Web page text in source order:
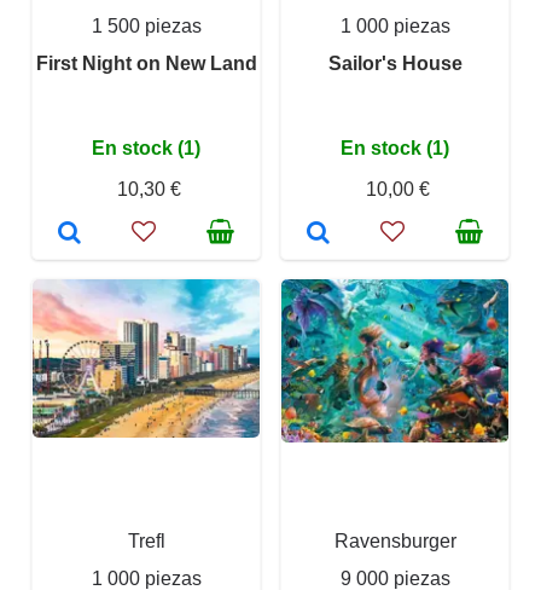
1 500 piezas
First Night on New Land
En stock (1)
10,30 €
1 000 piezas
Sailor's House
En stock (1)
10,00 €
Trefl
1 000 piezas
Ravensburger
9 000 piezas